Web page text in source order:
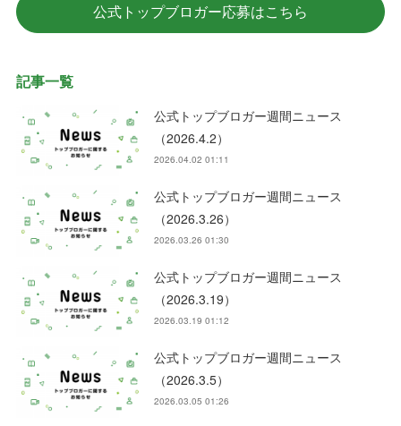
公式トップブロガー応募はこちら
記事一覧
公式トップブロガー週間ニュース
（2026.4.2）
2026.04.02 01:11
公式トップブロガー週間ニュース
（2026.3.26）
2026.03.26 01:30
公式トップブロガー週間ニュース
（2026.3.19）
2026.03.19 01:12
公式トップブロガー週間ニュース
（2026.3.5）
2026.03.05 01:26